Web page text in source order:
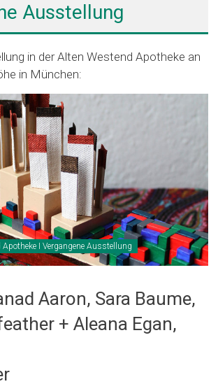
Ausstellung
in der Alten Westend Apotheke an
in München:
Apotheke I Vergangene Ausstellung
Aaron, Sara Baume,
+ Aleana Egan,